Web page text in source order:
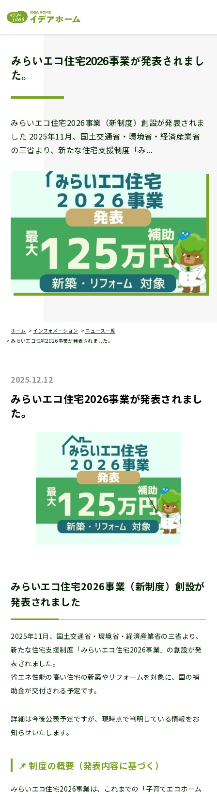
みらいエコ住宅2026事業が発表されまし
た。
みらいエコ住宅2026事業（新制度）創設が発表されま
した 2025年11月、国土交通省・環境省・経済産業省
の三省より、新たな住宅支援制度「み...
ホーム インフォメーション
ニュース一覧
みらいエコ住宅2026事業が発表されました。
2025.12.12
みらいエコ住宅2026事業が発表されまし
た。
みらいエコ住宅2026事業（新制度）創設が
発表されました
2025年11月、国土交通省・環境省・経済産業省の三省より、
新たな住宅支援制度「みらいエコ住宅2026事業」の創設が発
表されました。
省エネ性能の高い住宅の新築やリフォームを対象に、国の補
助金が交付される予定です。
詳細は今後公表予定ですが、現時点で判明している情報をお
知らせいたします。
📌 制度の概要（発表内容に基づく）
みらいエコ住宅2026事業は、これまでの「子育てエコホーム